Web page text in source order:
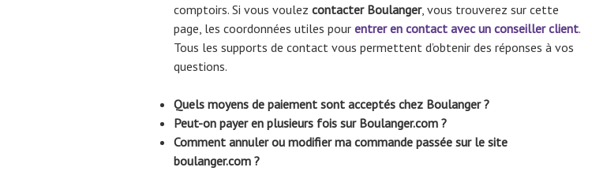
comptoirs. Si vous voulez contacter Boulanger, vous trouverez sur cette
page, les coordonnées utiles pour entrer en contact avec un conseiller client.
Tous les supports de contact vous permettent d’obtenir des réponses à vos
questions.
Quels moyens de paiement sont acceptés chez Boulanger ?
Peut-on payer en plusieurs fois sur Boulanger.com ?
Comment annuler ou modifier ma commande passée sur le site
boulanger.com ?